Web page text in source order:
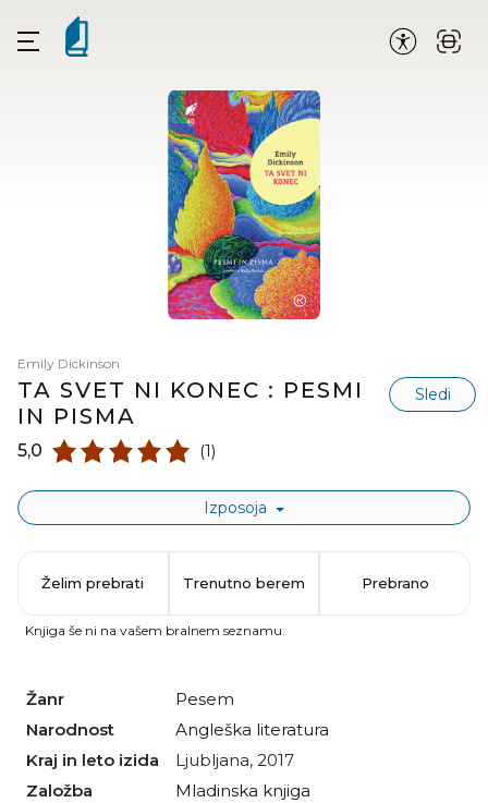
Emily Dickinson
TA SVET NI KONEC : PESMI
IN PISMA
Sledi
5,0 (1)
Izposoja
Žanr
pesem
Narodnost
angleška literatura
Kraj in leto izida
Ljubljana, 2017
Založba
Mladinska knjiga
Želim prebrati Trenutno berem Prebrano
Knjiga še ni na vašem bralnem seznamu.